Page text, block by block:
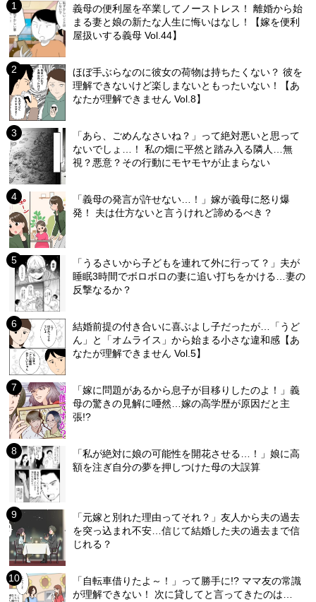
義母の便利屋を卒業してノーストレス！ 離婚から始
まる妻と娘の新たな人生に悔いはなし！【嫁を便利
屋扱いする義母 Vol.44】
ほぼ手ぶらなのに彼女の荷物は持ちたくない？ 彼を
理解できないけど楽しまないともったいない！【あ
なたが理解できません Vol.8】
「あら、ごめんなさいね？」って絶対悪いと思って
ないでしょ…！ 私の畑に平然と踏み入る隣人…無
視？悪意？その行動にモヤモヤが止まらない
「義母の発言が許せない…！」嫁が義母に怒り爆
発！ 夫は仕方ないと言うけれど諦めるべき？
「うるさいから子どもを連れて外に行って？」夫が
睡眠3時間でボロボロの妻に追い打ちをかける…妻の
反撃なるか？
結婚前提の付き合いに喜ぶよし子だったが…「うど
ん」と「オムライス」から始まる小さな違和感【あ
なたが理解できません Vol.5】
「嫁に問題があるから息子が目移りしたのよ！」義
母の驚きの見解に唖然…嫁の高学歴が原因だと主
張!?
「私が絶対に娘の可能性を開花させる…！」娘に高
額を注ぎ自分の夢を押しつけた母の大誤算
「元嫁と別れた理由ってそれ？」友人から夫の過去
を突っ込まれ不安…信じて結婚した夫の過去まで信
じれる？
「自転車借りたよ～！」って勝手に!? ママ友の常識
が理解できない！ 次に貸してと言ってきたのは…